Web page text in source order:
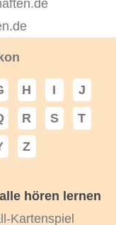
H I
J
R S
T
Z
hören lernen